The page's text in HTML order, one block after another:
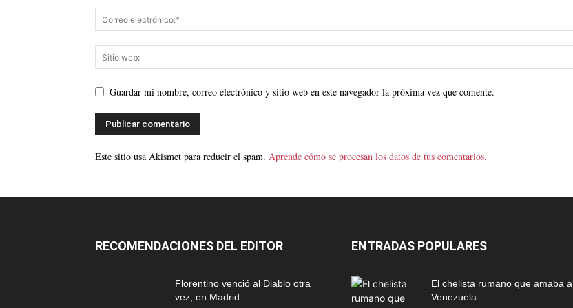
Guardar mi nombre, correo electrónico y sitio web en este navegador la próxima vez que comente.
Este sitio usa Akismet para reducir el spam. Aprende cómo se procesan los datos de tus comentarios.
RECOMENDACIONES DEL EDITOR
Florentino venció al Diablo otra
vez, en Madrid
ENTRADAS POPULARES
El chelista rumano que amaba a
Venezuela